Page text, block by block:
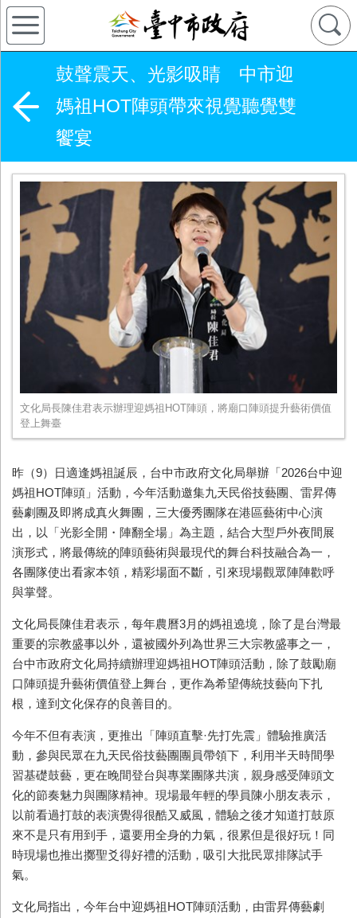
鼓聲震天、光影吸睛 中市迎
媽祖HOT陣頭帶來視覺聽覺雙
饗宴
文化局長陳佳君表示辦理迎媽祖HOT陣頭，將廟口陣頭提升藝術價值
登上舞臺
昨（9）日適逢媽祖誕辰，台中市政府文化局舉辦「2026台中迎
媽祖HOT陣頭」活動，今年活動邀集九天民俗技藝團、雷昇傳
藝劇團及即將成真火舞團，三大優秀團隊在港區藝術中心演
出，以「光影全開・陣翻全場」為主題，結合大型戶外夜間展
演形式，將最傳統的陣頭藝術與最現代的舞台科技融合為一，
各團隊使出看家本領，精彩場面不斷，引來現場觀眾陣陣歡呼
與掌聲。
文化局長陳佳君表示，每年農曆3月的媽祖遶境，除了是台灣最
重要的宗教盛事以外，還被國外列為世界三大宗教盛事之一，
台中市政府文化局持續辦理迎媽祖HOT陣頭活動，除了鼓勵廟
口陣頭提升藝術價值登上舞台，更作為希望傳統技藝向下扎
根，達到文化保存的良善目的。
今年不但有表演，更推出「陣頭直擊·先打先震」體驗推廣活
動，參與民眾在九天民俗技藝團團員帶領下，利用半天時間學
習基礎鼓藝，更在晚間登台與專業團隊共演，親身感受陣頭文
化的節奏魅力與團隊精神。現場最年輕的學員陳小朋友表示，
以前看過打鼓的表演覺得很酷又威風，體驗之後才知道打鼓原
來不是只有用到手，還要用全身的力氣，很累但是很好玩！同
時現場也推出擲聖爻得好禮的活動，吸引大批民眾排隊試手
氣。
文化局指出，今年台中迎媽祖HOT陣頭活動，由雷昇傳藝劇